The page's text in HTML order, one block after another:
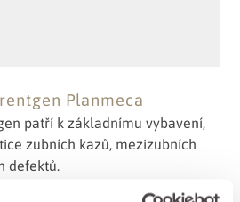
Planmeca
patří k základnímu vybavení,
zubních kazů, mezizubních
defektů.